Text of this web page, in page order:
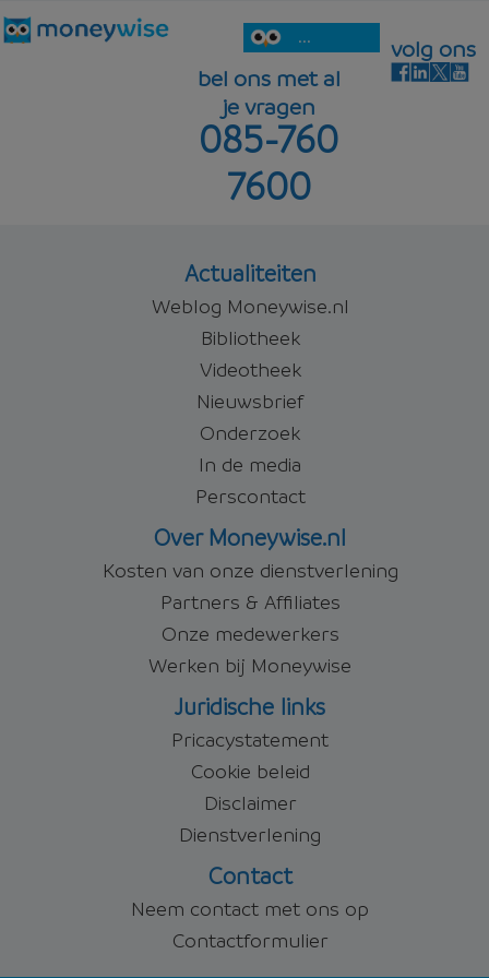
...
bel ons met al
je vragen
085-760
7600
volg ons
Actualiteiten
Weblog Moneywise.nl
Bibliotheek
Videotheek
Nieuwsbrief
Onderzoek
In de media
Perscontact
Over Moneywise.nl
Kosten van onze dienstverlening
Partners & Affiliates
Onze medewerkers
Werken bij Moneywise
Juridische links
Pricacystatement
Cookie beleid
Disclaimer
Dienstverlening
Contact
Neem contact met ons op
Contactformulier